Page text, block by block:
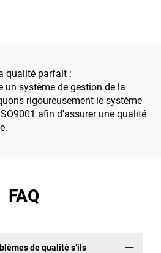
d'énergie nouvelle
photovoltaïque/
éolienne/de stockage
d'énergie
qualité parfait :
un système de gestion de la
rigoureusement le système
afin d'assurer une qualité
FAQ
de qualité s’ils